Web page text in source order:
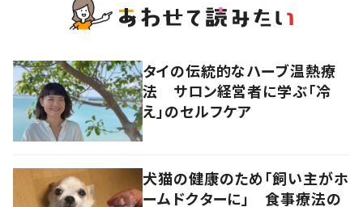
タイの伝統的なハーブ温熱療
法 サロン経営者に学ぶ「冷
え」のセルフケア
犬猫の健康のため「飼い主がホ
ームドクターに」 食事療法の